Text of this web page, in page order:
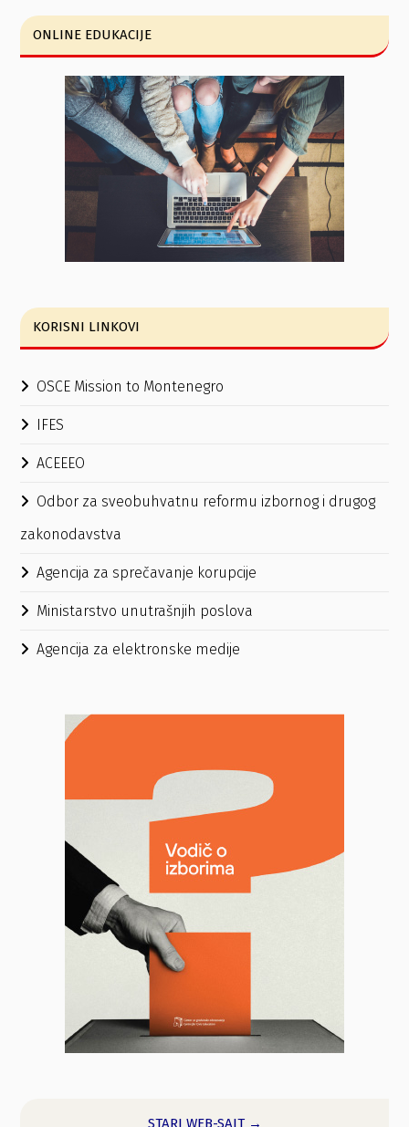
ONLINE EDUKACIJE
KORISNI LINKOVI
OSCE Mission to Montenegro
IFES
ACEEEO
Odbor za sveobuhvatnu reformu izbornog i drugog
zakonodavstva
Agencija za sprečavanje korupcije
Ministarstvo unutrašnjih poslova
Agencija za elektronske medije
STARI WEB-SAJT →